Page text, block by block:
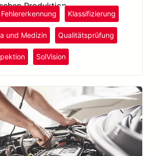
Produktion.
Fehlererkennung Klassifizierung
und Medizin Qualitätsprüfung
SolVision